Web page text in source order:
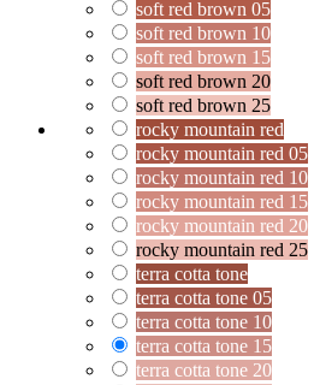
soft red brown 05
soft red brown 10
soft red brown 15
soft red brown 20
soft red brown 25
rocky mountain red
rocky mountain red 05
rocky mountain red 10
rocky mountain red 15
rocky mountain red 20
rocky mountain red 25
terra cotta tone
terra cotta tone 05
terra cotta tone 10
terra cotta tone 15
terra cotta tone 20